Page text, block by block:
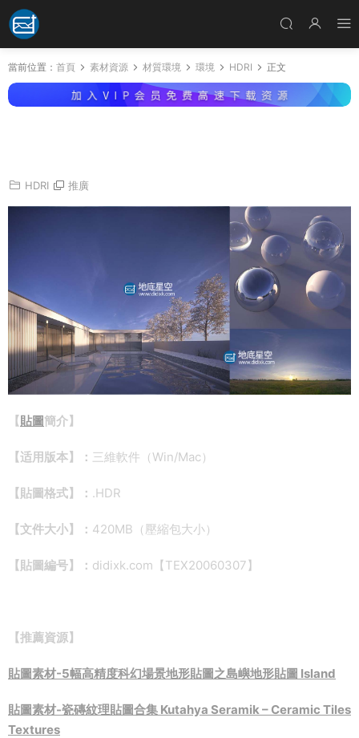
當前位置： 首頁 素材資源 材質環境 環境 HDRI 正文
HDRI 推廣
【貼圖簡介】
【适用版本】： 三維軟件（Win/Mac）
【貼圖格式】： .HDR
【文件大小】： 420MB（壓縮包大小）
【貼圖編号】： didixk.com【TEX20060307】
【推薦資源】
貼圖素材-5幅高精度科幻場景地形貼圖之島嶼地形貼圖 Island
貼圖素材-瓷磚紋理貼圖合集 Kutahya Seramik – Ceramic Tiles
Textures